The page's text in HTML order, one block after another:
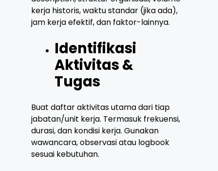
kerja historis, waktu standar (jika ada),
jam kerja efektif, dan faktor-lainnya.
Identifikasi
Aktivitas &
Tugas
Buat daftar aktivitas utama dari tiap
jabatan/unit kerja. Termasuk frekuensi,
durasi, dan kondisi kerja. Gunakan
wawancara, observasi atau logbook
sesuai kebutuhan.